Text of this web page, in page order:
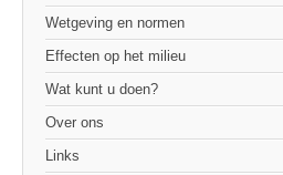
Wetgeving en normen
Effecten op het milieu
Wat kunt u doen?
Over ons
Links